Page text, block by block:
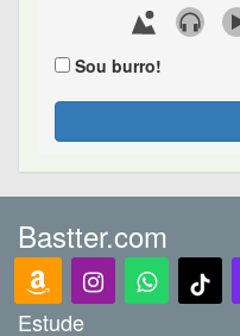
Sou burro!
Bastter.com
Estude